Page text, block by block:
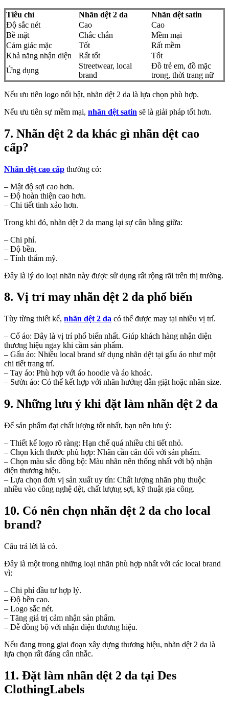
Tiêu chí Nhãn dệt 2 da
Nhãn dệt satin
Độ sắc nét
Cao
Cao
Bề mặt
Chắc chắn
Mềm mại
Cảm giác mặc
Tốt
Rất mềm
Khả năng nhận diện
Rất tốt
Tốt
Ứng dụng
Streetwear, local
brand
Đồ trẻ em, đồ mặc
trong, thời trang nữ
Nếu ưu tiên logo nổi bật, nhãn dệt 2 da là lựa chọn phù hợp.
Nếu ưu tiên sự mềm mại, nhãn dệt satin sẽ là giải pháp tốt hơn.
7. Nhãn dệt 2 da khác gì nhãn dệt cao
cấp?
Nhãn dệt cao cấp thường có:
– Mật độ sợi cao hơn.
– Độ hoàn thiện cao hơn.
– Chi tiết tinh xảo hơn.
Trong khi đó, nhãn dệt 2 da mang lại sự cân bằng giữa:
– Chi phí.
– Độ bền.
– Tính thẩm mỹ.
Đây là lý do loại nhãn này được sử dụng rất rộng rãi trên thị trường.
8. Vị trí may nhãn dệt 2 da phổ biến
Tùy từng thiết kế, nhãn dệt 2 da có thể được may tại nhiều vị trí.
– Cổ áo: Đây là vị trí phổ biến nhất. Giúp khách hàng nhận diện
thương hiệu ngay khi cầm sản phẩm.
– Gấu áo: Nhiều local brand sử dụng nhãn dệt tại gấu áo như một
chi tiết trang trí.
– Tay áo: Phù hợp với áo hoodie và áo khoác.
– Sườn áo: Có thể kết hợp với nhãn hướng dẫn giặt hoặc nhãn size.
9. Những lưu ý khi đặt làm nhãn dệt 2 da
Để sản phẩm đạt chất lượng tốt nhất, bạn nên lưu ý:
– Thiết kế logo rõ ràng: Hạn chế quá nhiều chi tiết nhỏ.
– Chọn kích thước phù hợp: Nhãn cần cân đối với sản phẩm.
– Chọn màu sắc đồng bộ: Màu nhãn nên thống nhất với bộ nhận
diện thương hiệu.
– Lựa chọn đơn vị sản xuất uy tín: Chất lượng nhãn phụ thuộc
nhiều vào công nghệ dệt, chất lượng sợi, kỹ thuật gia công.
10. Có nên chọn nhãn dệt 2 da cho local
brand?
Câu trả lời là có.
Đây là một trong những loại nhãn phù hợp nhất với các local brand
vì:
– Chi phí đầu tư hợp lý.
– Độ bền cao.
– Logo sắc nét.
– Tăng giá trị cảm nhận sản phẩm.
– Dễ đồng bộ với nhận diện thương hiệu.
Nếu đang trong giai đoạn xây dựng thương hiệu, nhãn dệt 2 da là
lựa chọn rất đáng cân nhắc.
11. Đặt làm nhãn dệt 2 da tại Des
ClothingLabels